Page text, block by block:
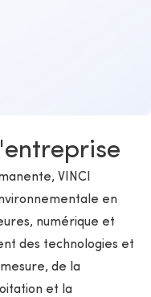
VINCI
en
numérique et
des technologies et
de la
et la